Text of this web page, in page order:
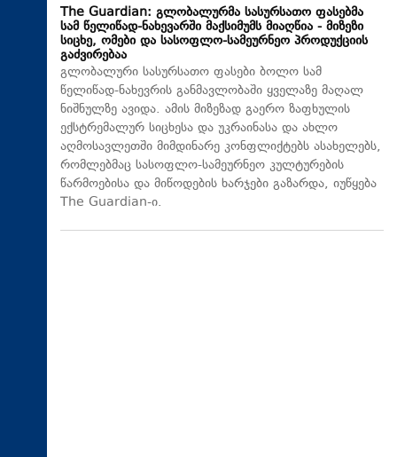
The Guardian: გლობალურმა სასურსათო ფასებმა
სამ წელიწად-ნახევარში მაქსიმუმს მიაღწია - მიზეზი
სიცხე, ომები და სასოფლო-სამეურნეო პროდუქციის
გაძვირებაა
გლობალური სასურსათო ფასები ბოლო სამ
წელიწად-ნახევრის განმავლობაში ყველაზე მაღალ
ნიშნულზე ავიდა. ამის მიზეზად გაერო ზაფხულის
ექსტრემალურ სიცხესა და უკრაინასა და ახლო
აღმოსავლეთში მიმდინარე კონფლიქტებს ასახელებს,
რომლებმაც სასოფლო-სამეურნეო კულტურების
წარმოებისა და მიწოდების ხარჯები გაზარდა, იუწყება
The Guardian-ი.